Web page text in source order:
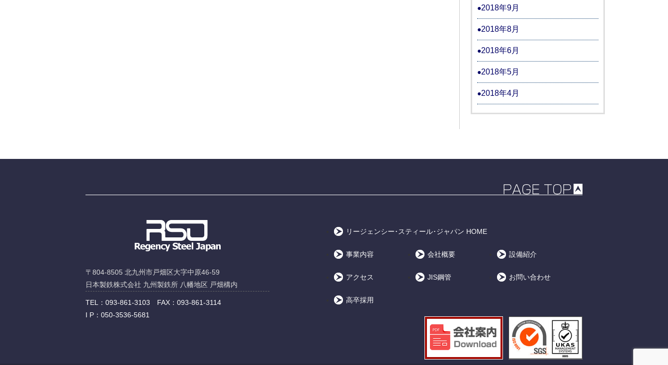
2018年9月
2018年8月
2018年6月
2018年5月
2018年4月
リージェンシー･スティール･ジャパン HOME
事業内容 会社概要 設備紹介
アクセス JIS鋼管 お問い合わせ
高卒採用
〒804-8505 北九州市戸畑区大字中原46-59
日本製鉄株式会社 九州製鉄所 八幡地区 戸畑構内
TEL：093-861-3103 FAX：093-861-3114
I P：050-3536-5681